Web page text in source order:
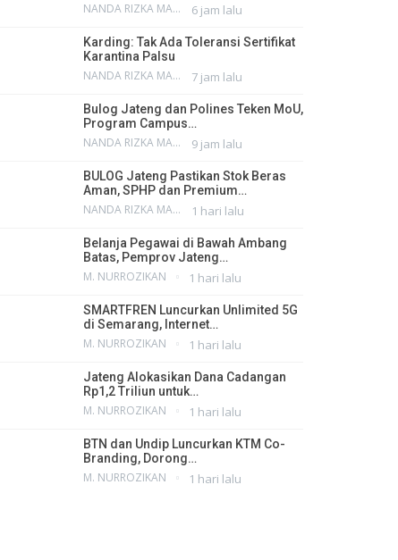
NANDA RIZKA MAHENDRA 6 jam lalu
Karding: Tak Ada Toleransi Sertifikat
Karantina Palsu
NANDA RIZKA MAHENDRA 7 jam lalu
Bulog Jateng dan Polines Teken MoU,
Program Campus…
NANDA RIZKA MAHENDRA 9 jam lalu
BULOG Jateng Pastikan Stok Beras
Aman, SPHP dan Premium…
NANDA RIZKA MAHENDRA 1 hari lalu
Belanja Pegawai di Bawah Ambang
Batas, Pemprov Jateng…
M. NURROZIKAN 1 hari lalu
SMARTFREN Luncurkan Unlimited 5G
di Semarang, Internet…
M. NURROZIKAN 1 hari lalu
Jateng Alokasikan Dana Cadangan
Rp1,2 Triliun untuk…
M. NURROZIKAN 1 hari lalu
BTN dan Undip Luncurkan KTM Co-
Branding, Dorong…
M. NURROZIKAN 1 hari lalu